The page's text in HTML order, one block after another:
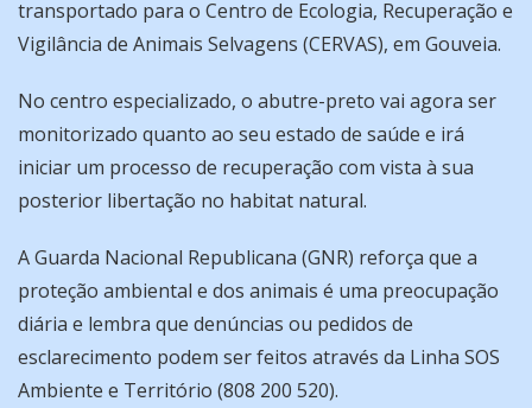
transportado para o Centro de Ecologia, Recuperação e
Vigilância de Animais Selvagens (CERVAS), em Gouveia.
No centro especializado, o abutre-preto vai agora ser
monitorizado quanto ao seu estado de saúde e irá
iniciar um processo de recuperação com vista à sua
posterior libertação no habitat natural.
A Guarda Nacional Republicana (GNR) reforça que a
proteção ambiental e dos animais é uma preocupação
diária e lembra que denúncias ou pedidos de
esclarecimento podem ser feitos através da Linha SOS
Ambiente e Território (808 200 520).